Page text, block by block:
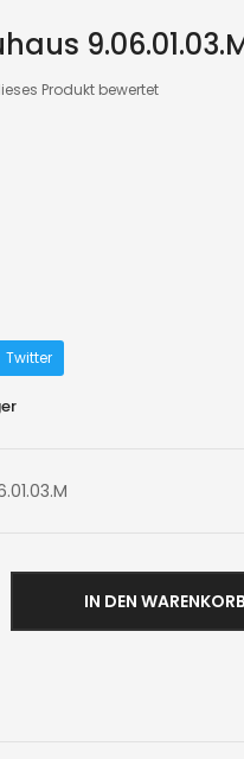
Produkt bewertet
Twitter
IN DEN WARENKORB